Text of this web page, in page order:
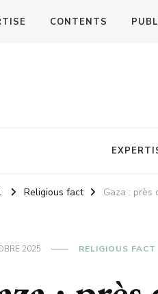
CONTENTS
Religious fact Gaza : près
2025 RELIGIOUS FACT